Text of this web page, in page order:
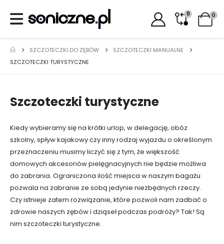
0 0
SZCZOTECZKI DO ZĘBÓW
SZCZOTECZKI MANUALNE
SZCZOTECZKI TURYSTYCZNE
Szczoteczki turystyczne
Kiedy wybieramy się na krótki urlop, w delegację, obóz
szkolny, spływ kajakowy czy inny rodzaj wyjazdu o określonym
przeznaczeniu musimy liczyć się z tym, że większość
domowych akcesoriów pielęgnacyjnych nie będzie możliwa
do zabrania. Ograniczona ilość miejsca w naszym bagażu
pozwala na zabranie ze sobą jedynie niezbędnych rzeczy.
Czy istnieje zatem rozwiązanie, które pozwoli nam zadbać o
zdrowie naszych zębów i dziąseł podczas podróży? Tak! Są
nim szczoteczki turystyczne.